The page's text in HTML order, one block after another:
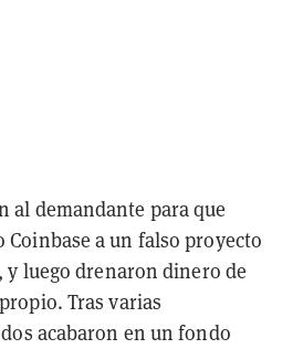
al demandante para que
a un falso proyecto
luego drenaron dinero de
Tras varias
acabaron en un fondo